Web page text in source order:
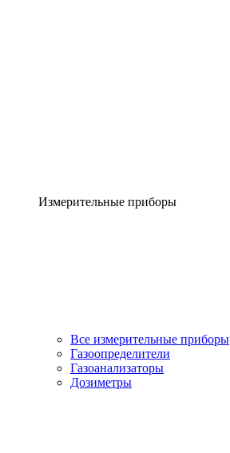
Измерительные приборы
Все измерительные приборы
Газоопределители
Газоанализаторы
Дозиметры